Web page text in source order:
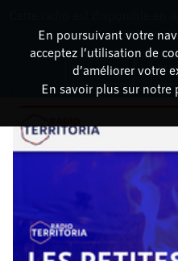
DÉTAILS
6 mai 2021à 10h04, durée : 4 minutes
En poursuivant votre
acceptez l’utilisation de
d’améliorer votre
En savoir plus sur notre
dessous
Non merci